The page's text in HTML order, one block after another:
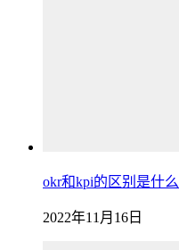
okr和kpi的区别是什么
2022年11月16日